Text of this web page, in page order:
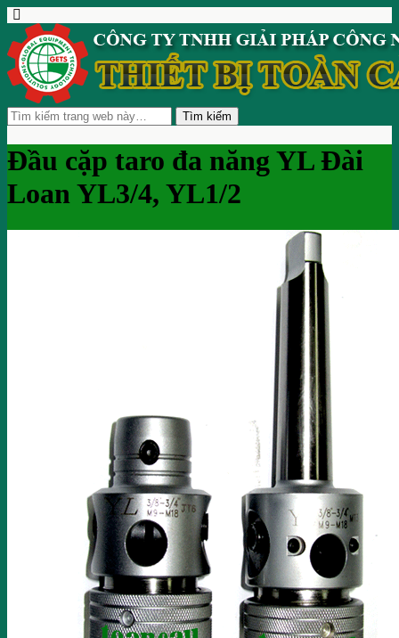
Đầu cặp taro đa năng YL Đài
Loan YL3/4, YL1/2